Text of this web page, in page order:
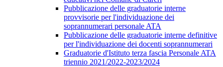
Pubblicazione delle graduatorie interne
provvisorie per l'individuazione dei
soprannumerari personale ATA
Pubblicazione delle graduatorie interne definitive
per l'individuazione dei docenti soprannumerari
Graduatorie d'Istituto terza fascia Personale ATA
triennio 2021/2022-2023/2024